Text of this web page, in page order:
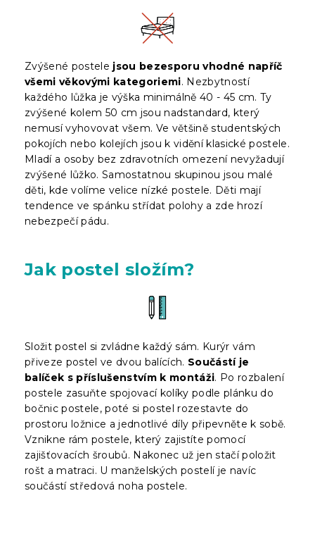
Zvýšené postele jsou bezesporu vhodné napříč
všemi věkovými kategoriemi. Nezbytností
každého lůžka je výška minimálně 40 - 45 cm. Ty
zvýšené kolem 50 cm jsou nadstandard, který
nemusí vyhovovat všem. Ve většině studentských
pokojích nebo kolejích jsou k vidění klasické postele.
Mladí a osoby bez zdravotních omezení nevyžadují
zvýšené lůžko. Samostatnou skupinou jsou malé
děti, kde volíme velice nízké postele. Děti mají
tendence ve spánku střídat polohy a zde hrozí
nebezpečí pádu.
Jak postel složím?
Složit postel si zvládne každý sám. Kurýr vám
přiveze postel ve dvou balících. Součástí je
balíček s příslušenstvím k montáži. Po rozbalení
postele zasuňte spojovací kolíky podle plánku do
bočnic postele, poté si postel rozestavte do
prostoru ložnice a jednotlivé díly připevněte k sobě.
Vznikne rám postele, který zajistíte pomocí
zajišťovacích šroubů. Nakonec už jen stačí položit
rošt a matraci. U manželských postelí je navíc
součástí středová noha postele.